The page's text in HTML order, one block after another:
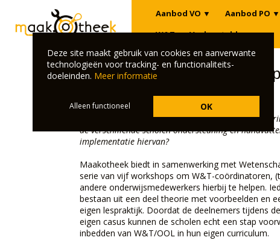
Aanbod VO ▼ Aanbod PO ▼
W&T
Veelgestelde vragen
Verdiepingscursus "W&T
Wil je binnen de stichting werk maken van de
de verschillende scholen ondersteuning en
implementatie hiervan?
Maakotheek biedt in samenwerking met
serie van vijf workshops om W&T-coördinatoren,
andere onderwijsmedewerkers hierbij te helpen.
bestaan uit een deel theorie met voorbeelden en
eigen lespraktijk. Doordat de deelnemers tijdens
eigen casus kunnen de scholen echt een stap
inbedden van W&T/OOL in hun eigen curriculum.
Deze site maakt gebruik van cookies en aanverwante
technologieën voor tracking- en functionaliteits-
doeleinden. Meer informatie
Alleen functioneel OK